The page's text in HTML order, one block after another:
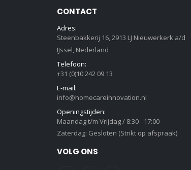
CONTACT
Adres:
Steenbakkerij 16, 2913 LJ Nieuwerkerk a/d
IJssel, Nederland
Telefoon:
+31 (0)10 242 09 13
E-mail:
info@homecareinnovation.nl
Openingstijden:
Maandag t/m Vrijdag / 8:30 - 17:00
Zaterdag: Gesloten (Strikt op afspraak)
VOLG ONS